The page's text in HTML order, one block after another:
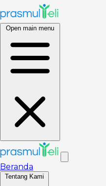
Open main menu
Beranda
Tentang Kami